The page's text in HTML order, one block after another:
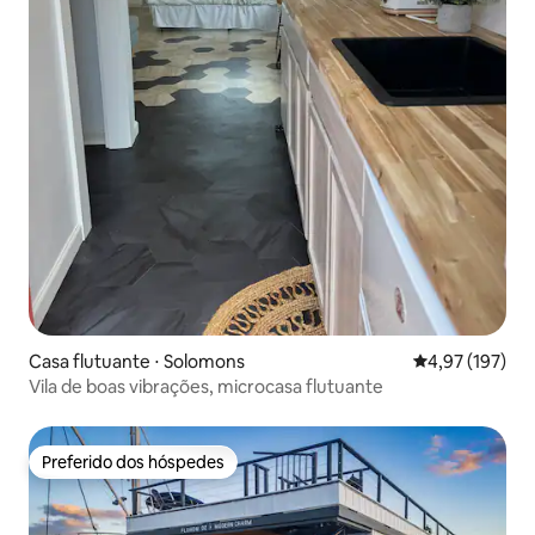
Casa flutuante ⋅ Solomons 4,97 de uma
4,97 (197)
Vila de boas vibrações, microcasa flutuante
Preferido dos hóspedes
Preferido dos hóspedes